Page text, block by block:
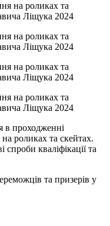
в проходженні
роликах та скейтах.
кваліфікації та
та призерів у